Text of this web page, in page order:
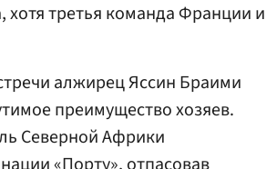
третья команда Франции и
алжирец Яссин Браими
преимущество хозяев.
Северной Африки